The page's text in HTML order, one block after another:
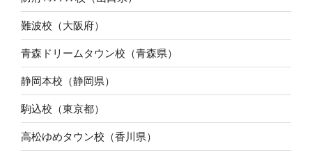
難波校（大阪府）
青森ドリームタウン校（青森県）
静岡本校（静岡県）
駒込校（東京都）
高松ゆめタウン校（香川県）